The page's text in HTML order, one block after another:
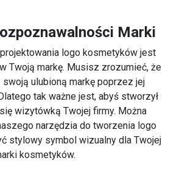
Marki
logo kosmetyków jest
Twoją markę. Musisz zrozumieć, że
ulubioną markę poprzez jej
tak ważne jest, abyś stworzył
wizytówką Twojej firmy. Można
narzędzia do tworzenia logo
stylowy symbol wizualny dla Twojej
kosmetyków.